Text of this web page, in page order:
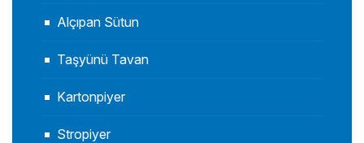
Alçıpan Sütun
Taşyünü Tavan
Kartonpiyer
Stropiyer